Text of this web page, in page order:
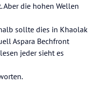
Aber die hohen Wellen
sollte dies in Khaolak
Aspara Bechfront
jeder sieht es